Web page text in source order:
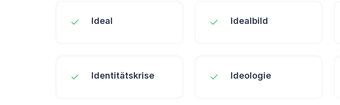
Ideal Idealbild
Identitätskrise Ideologie